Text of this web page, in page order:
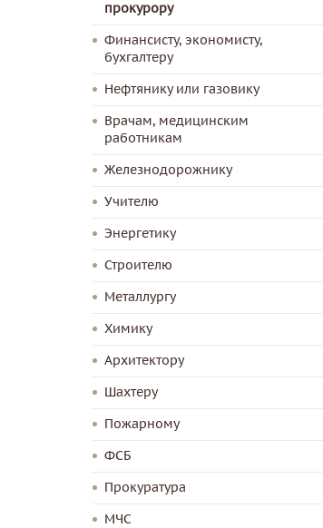
прокурору
Финансисту, экономисту,
бухгалтеру
Нефтянику или газовику
Врачам, медицинским
работникам
Железнодорожнику
Учителю
Энергетику
Строителю
Металлургу
Химику
Архитектору
Шахтеру
Пожарному
ФСБ
Прокуратура
МЧС